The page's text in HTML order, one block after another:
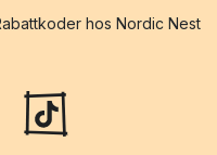
hos Nordic Nest